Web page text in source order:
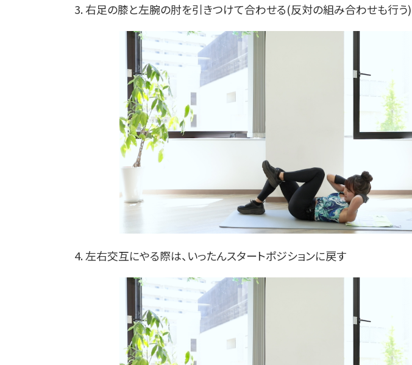
3. 右足の膝と左腕の肘を引きつけて合わせる(反対の組み合わせも行う)
4. 左右交互にやる際は、いったんスタートポジションに戻す